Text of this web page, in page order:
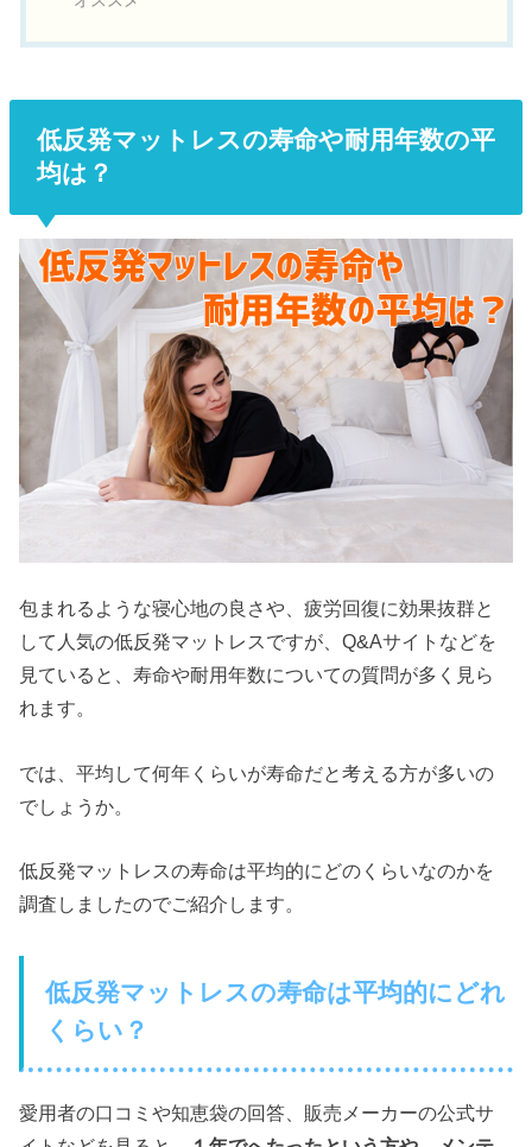
低反発マットレスの寿命や耐用年数の平
均は？
包まれるような寝心地の良さや、疲労回復に効果抜群と
して人気の低反発マットレスですが、Q&Aサイトなどを
見ていると、寿命や耐用年数についての質問が多く見ら
れます。
では、平均して何年くらいが寿命だと考える方が多いの
でしょうか。
低反発マットレスの寿命は平均的にどのくらいなのかを
調査しましたのでご紹介します。
低反発マットレスの寿命は平均的にどれ
くらい？
愛用者の口コミや知恵袋の回答、販売メーカーの公式サ